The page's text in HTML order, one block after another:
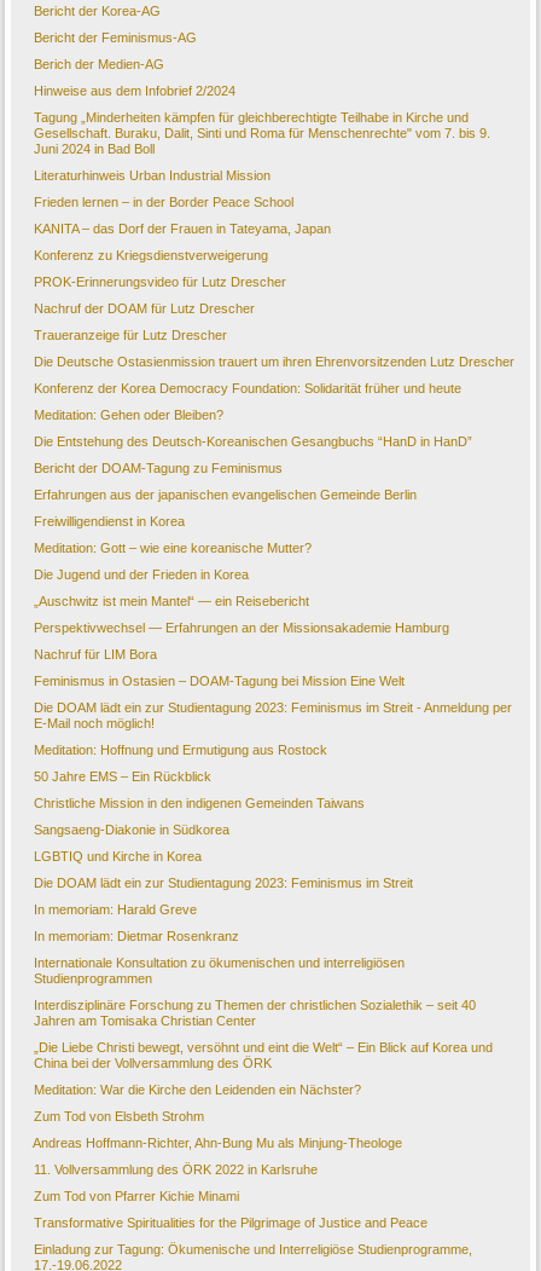
Bericht der Korea-AG
Bericht der Feminismus-AG
Berich der Medien-AG
Hinweise aus dem Infobrief 2/2024
Tagung „Minderheiten kämpfen für gleichberechtigte Teilhabe in Kirche und
Gesellschaft. Buraku, Dalit, Sinti und Roma für Menschenrechte" vom 7. bis 9.
Juni 2024 in Bad Boll
Literaturhinweis Urban Industrial Mission
Frieden lernen – in der Border Peace School
KANITA – das Dorf der Frauen in Tateyama, Japan
Konferenz zu Kriegsdienstverweigerung
PROK-Erinnerungsvideo für Lutz Drescher
Nachruf der DOAM für Lutz Drescher
Traueranzeige für Lutz Drescher
Die Deutsche Ostasienmission trauert um ihren Ehrenvorsitzenden Lutz Drescher
Konferenz der Korea Democracy Foundation: Solidarität früher und heute
Meditation: Gehen oder Bleiben?
Die Entstehung des Deutsch-Koreanischen Gesangbuchs “HanD in HanD”
Bericht der DOAM-Tagung zu Feminismus
Erfahrungen aus der japanischen evangelischen Gemeinde Berlin
Freiwilligendienst in Korea
Meditation: Gott – wie eine koreanische Mutter?
Die Jugend und der Frieden in Korea
„Auschwitz ist mein Mantel“ — ein Reisebericht
Perspektivwechsel — Erfahrungen an der Missionsakademie Hamburg
Nachruf für LIM Bora
Feminismus in Ostasien – DOAM-Tagung bei Mission Eine Welt
Die DOAM lädt ein zur Studientagung 2023: Feminismus im Streit - Anmeldung per
E-Mail noch möglich!
Meditation: Hoffnung und Ermutigung aus Rostock
50 Jahre EMS – Ein Rückblick
Christliche Mission in den indigenen Gemeinden Taiwans
Sangsaeng-Diakonie in Südkorea
LGBTIQ und Kirche in Korea
Die DOAM lädt ein zur Studientagung 2023: Feminismus im Streit
In memoriam: Harald Greve
In memoriam: Dietmar Rosenkranz
Internationale Konsultation zu ökumenischen und interreligiösen
Studienprogrammen
Interdisziplinäre Forschung zu Themen der christlichen Sozialethik – seit 40
Jahren am Tomisaka Christian Center
„Die Liebe Christi bewegt, versöhnt und eint die Welt“ – Ein Blick auf Korea und
China bei der Vollversammlung des ÖRK
Meditation: War die Kirche den Leidenden ein Nächster?
Zum Tod von Elsbeth Strohm
Andreas Hoffmann-Richter, Ahn-Bung Mu als Minjung-Theologe
11. Vollversammlung des ÖRK 2022 in Karlsruhe
Zum Tod von Pfarrer Kichie Minami
Transformative Spiritualities for the Pilgrimage of Justice and Peace
Einladung zur Tagung: Ökumenische und Interreligiöse Studienprogramme,
17.-19.06.2022